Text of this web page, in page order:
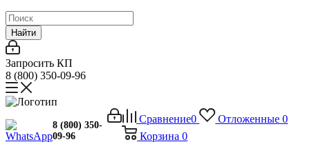
Найти
Запросить КП
8 (800) 350-09-96
Сравнение0 Отложенные 0
Корзина 0
8 (800) 350-
09-96